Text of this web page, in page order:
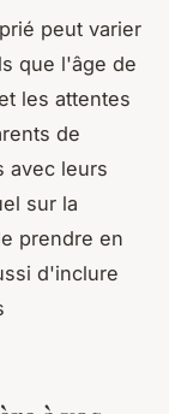
peut varier
que l'âge de
les attentes
de
avec leurs
sur la
prendre en
d'inclure